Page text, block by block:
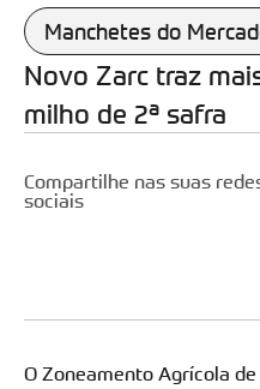
Manchetes do
Novo Zarc traz
milho de 2ª safra
Compartilhe nas suas
sociais
O Zoneamento Agrícola